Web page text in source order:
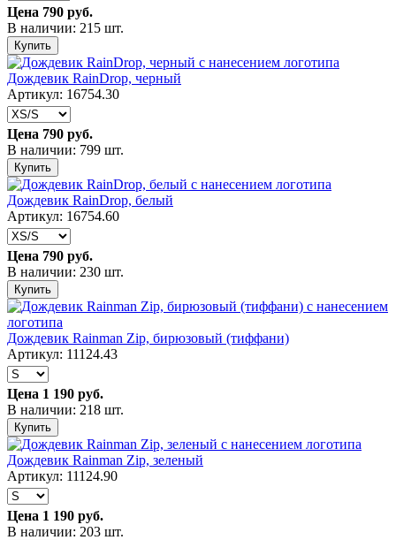
Цена 790 руб.
В наличии: 215 шт.
Купить
Дождевик RainDrop, черный
Артикул: 16754.30
Цена 790 руб.
В наличии: 799 шт.
Купить
Дождевик RainDrop, белый
Артикул: 16754.60
Цена 790 руб.
В наличии: 230 шт.
Купить
Дождевик Rainman Zip, бирюзовый (тиффани)
Артикул: 11124.43
Цена 1 190 руб.
В наличии: 218 шт.
Купить
Дождевик Rainman Zip, зеленый
Артикул: 11124.90
Цена 1 190 руб.
В наличии: 203 шт.